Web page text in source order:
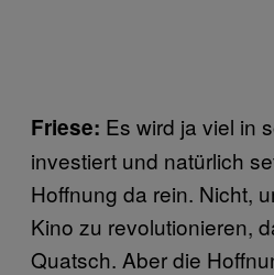
Friese: Es wird ja viel in
investiert und natürlich
Hoffnung da rein. Nicht,
Kino zu revolutionieren,
Quatsch. Aber die